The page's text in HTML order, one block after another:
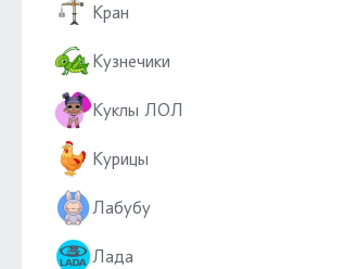
Кран
Кузнечики
Куклы ЛОЛ
Курицы
Лабубу
Лада